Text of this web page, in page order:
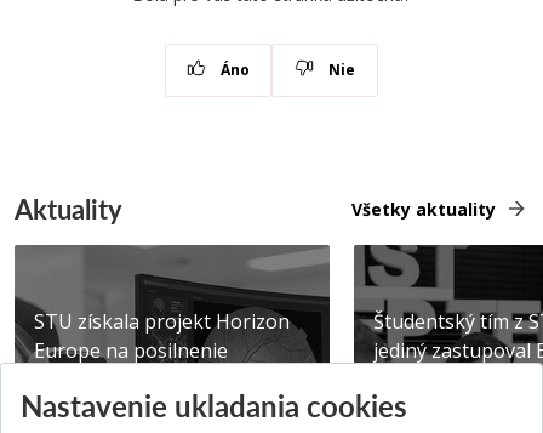
Áno Nie
Aktuality Všetky aktuality
STU získala projekt Horizon
Europe na posilnenie
Publikované 31.07.2026
Študentský tím z
jediný zastupoval
Publikované
Nastavenie ukladania cookies